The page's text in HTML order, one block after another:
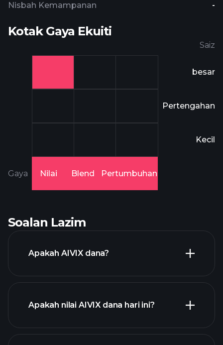
Nisbah Kemampanan
-
Kotak Gaya Ekuiti
Saiz
besar
Pertengahan
Kecil
Gaya Nilai Blend Pertumbuhan
Soalan Lazim
Apakah AIVIX dana?
Apakah nilai AIVIX dana hari ini?